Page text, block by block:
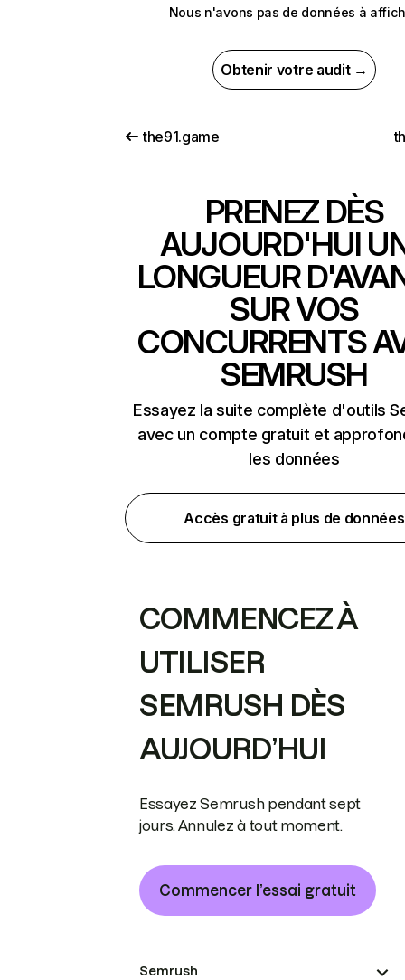
Nous n'avons pas de données à
Obtenir votre audit →
the91.game
PRENEZ DÈS
AUJOURD'HUI
LONGUEUR
SUR VOS
CONCURRENTS
SEMRUSH
Essayez la suite complète d'outils
avec un compte gratuit et
les données
Accès gratuit à plus de données
COMMENCEZ À
UTILISER
SEMRUSH DÈS
AUJOURD’HUI
Essayez Semrush pendant sept
jours. Annulez à tout moment.
Commencer l’essai gratuit
Semrush